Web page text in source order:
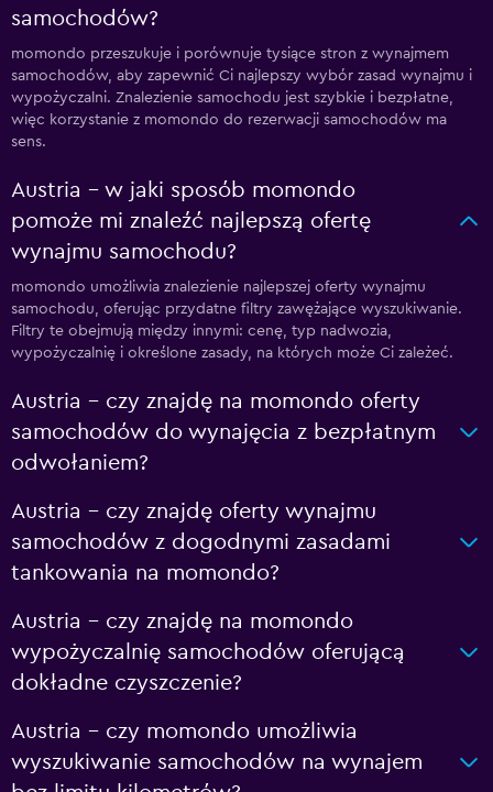
samochodów?
momondo przeszukuje i porównuje tysiące stron z wynajmem
samochodów, aby zapewnić Ci najlepszy wybór zasad wynajmu i
wypożyczalni. Znalezienie samochodu jest szybkie i bezpłatne,
więc korzystanie z momondo do rezerwacji samochodów ma
sens.
Austria – w jaki sposób momondo
pomoże mi znaleźć najlepszą ofertę
wynajmu samochodu?
momondo umożliwia znalezienie najlepszej oferty wynajmu
samochodu, oferując przydatne filtry zawężające wyszukiwanie.
Filtry te obejmują między innymi: cenę, typ nadwozia,
wypożyczalnię i określone zasady, na których może Ci zależeć.
Austria – czy znajdę na momondo oferty
samochodów do wynajęcia z bezpłatnym
odwołaniem?
Austria – czy znajdę oferty wynajmu
samochodów z dogodnymi zasadami
tankowania na momondo?
Austria – czy znajdę na momondo
wypożyczalnię samochodów oferującą
dokładne czyszczenie?
Austria – czy momondo umożliwia
wyszukiwanie samochodów na wynajem